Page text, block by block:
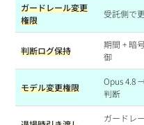
ガードレール変更
権限
受託側で
判断ログ保持
期間 + 暗
御
モデル変更権限
Opus 4.8
判断
ガードレ